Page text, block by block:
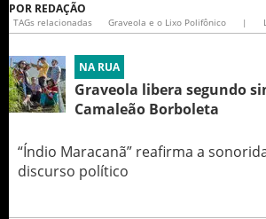
POR REDAÇÃO
TAGs relacionadas Graveola e o Lixo Polifônico |
NA RUA
Graveola libera segundo
Camaleão Borboleta
“Índio Maracanã” reafirma a
discurso político